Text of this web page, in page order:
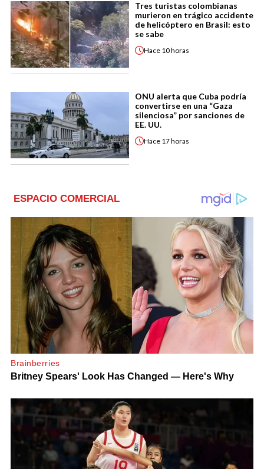
Tres turistas colombianas
murieron en trágico accidente
de helicóptero en Brasil: esto
se sabe
Hace 10 horas
ONU alerta que Cuba podría
convertirse en una “Gaza
silenciosa” por sanciones de
EE. UU.
Hace 17 horas